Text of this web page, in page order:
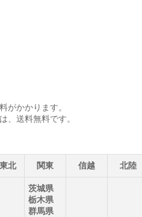
がかかります。
、送料無料です。
北 関東 信越 北陸
茨城県
栃木県
群馬県